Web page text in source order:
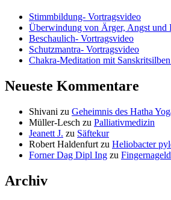
Stimmbildung- Vortragsvideo
Überwindung von Ärger, Angst und
Beschaulich- Vortragsvideo
Schutzmantra- Vortragsvideo
Chakra-Meditation mit
Neueste Kommentare
Shivani zu Geheimnis des Hatha
Müller-Lesch zu Palliativmedizin
Jeanett J. zu Säftekur
Robert Haldenfurt zu Heliobacter
Forner Dag Dipl Ing zu
Archiv